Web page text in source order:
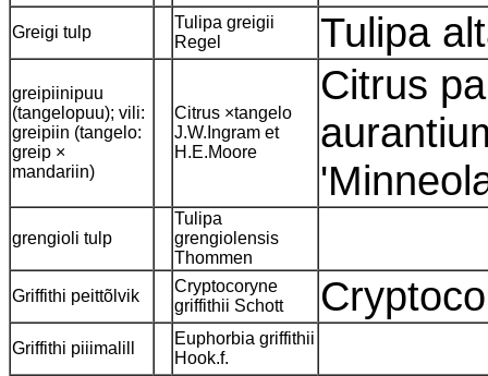
Greigi tulp
Tulipa greigii
Regel
Tulipa
greipiinipuu
(tangelopuu); vili:
greipiin (tangelo:
greip ×
mandariin)
Citrus ×tangelo
J.W.Ingram et
H.E.Moore
Citrus
grengioli tulp
Tulipa
grengiolensis
Thommen
Griffithi peittõlvik
Cryptocoryne
griffithii Schott
Griffithi piiimalill
Euphorbia griffithii
Hook.f.